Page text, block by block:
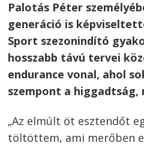
Palotás Péter
generáció is
Sport szezonindító
hosszabb távú tervei
endurance vonal, ahol
szempont a
„Az elmúlt öt esztendőt
töltöttem, ami merőben